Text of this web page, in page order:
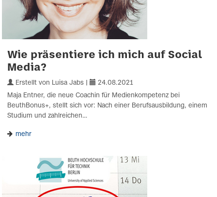
Wie präsentiere ich mich auf Social
Media?
Erstellt von Luisa Jabs |
24.08.2021
Maja Entner, die neue Coachin für Medienkompetenz bei
BeuthBonus+, stellt sich vor: Nach einer Berufsausbildung, einem
Studium und zahlreichen…
mehr